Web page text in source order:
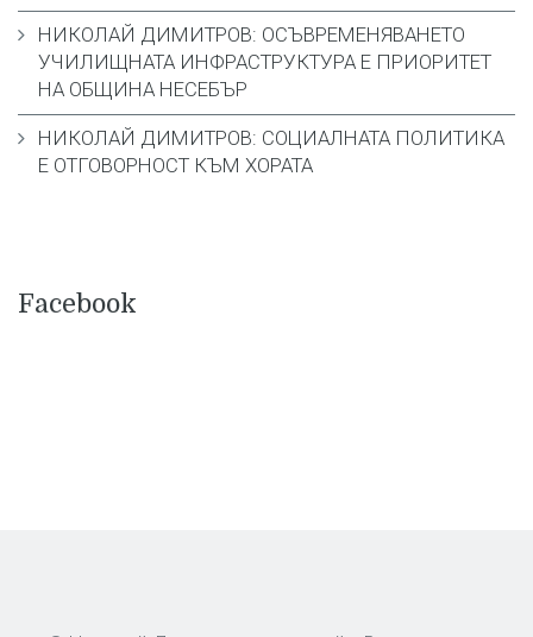
НИКОЛАЙ ДИМИТРОВ: ОСЪВРЕМЕНЯВАНЕТО
УЧИЛИЩНАТА ИНФРАСТРУКТУРА Е ПРИОРИТЕТ
НА ОБЩИНА НЕСЕБЪР
НИКОЛАЙ ДИМИТРОВ: СОЦИАЛНАТА ПОЛИТИКА
Е ОТГОВОРНОСТ КЪМ ХОРАТА
Facebook